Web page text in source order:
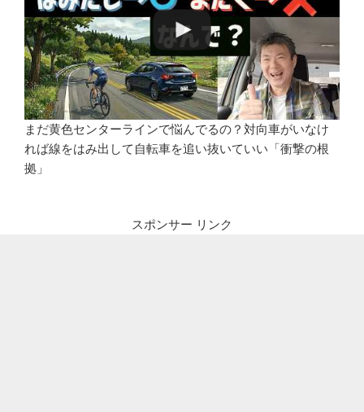
まだ黄色センターラインで悩んでるの？対向車がいなけ
れば線をはみ出して自転車を追い抜いていい「衝撃の根
拠」
スポンサー リンク